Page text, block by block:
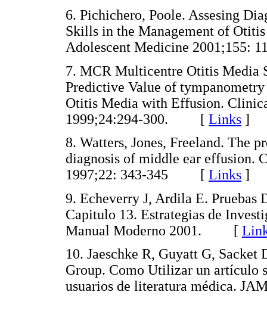
6. Pichichero, Poole. Assesing
Skills in the Management of
Adolescent Medicine
7. MCR Multicentre Otitis Media
Predictive Value of
Otitis Media with Effusion.
1999;24:294-300. [ Links ]
8. Watters, Jones, Freeland. The
diagnosis of middle ear effusion.
1997;22: 343-345 [ Links ]
9. Echeverry J, Ardila E. Pruebas
Capitulo 13. Estrategias de
Manual Moderno 2001. [
10. Jaeschke R, Guyatt G,
Group. Como Utilizar un artículo
usuarios de literatura médica.